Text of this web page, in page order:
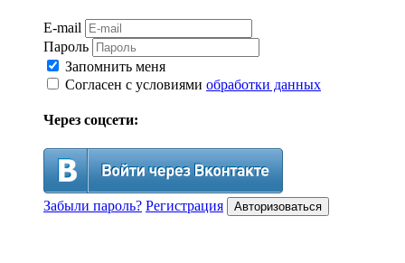
E-mail
Пароль
Запомнить меня
Согласен с условиями обработки данных
Через соцсети:
Забыли пароль? Регистрация Авторизоваться